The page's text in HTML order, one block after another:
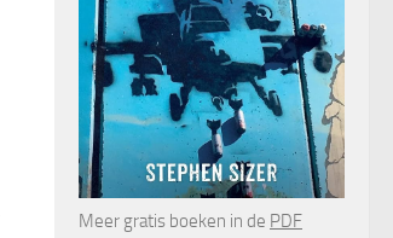
Meer gratis boeken in de PDF